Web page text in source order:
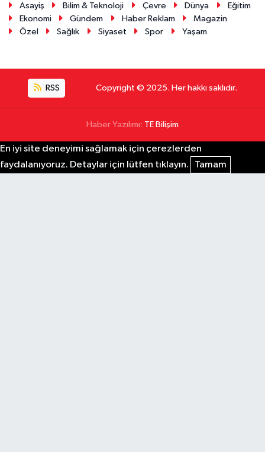
Asayiş Bilim & Teknoloji Çevre Dünya
Eğitim
Ekonomi
Gündem Haber Reklam
Magazin
Özel
Sağlık Siyaset Spor Yaşam
RSS Copyright © 2025. Her hakkı saklıdır.
Haber Yazılımı: TE Bilişim
En iyi site deneyimi sağlamak için çerezlerden
faydalanıyoruz. Detaylar için lütfen tıklayın.
Tamam